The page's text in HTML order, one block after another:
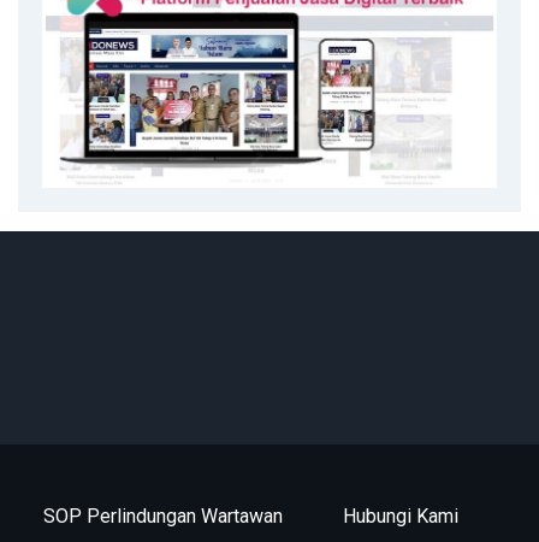
SOP Perlindungan Wartawan
Hubungi Kami